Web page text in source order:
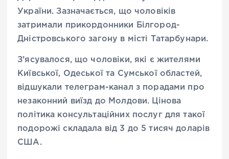
України. Зазначається, що чоловіків
затримали прикордонники Білгород-
Дністровського загону в місті Татарбунари.
З’ясувалося, що чоловіки, які є жителями
Київської, Одеської та Сумської областей,
відшукали телеграм-канал з порадами про
незаконний виїзд до Молдови. Цінова
політика консультаційних послуг для такої
подорожі складала від 3 до 5 тисяч доларів
США.